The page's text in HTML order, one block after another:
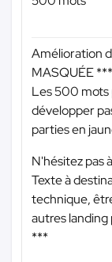
Amélioration
MASQUÉE ***
Les 500 mots
développer
parties en
N'hésitez pas
Texte à
technique,
autres landing
***